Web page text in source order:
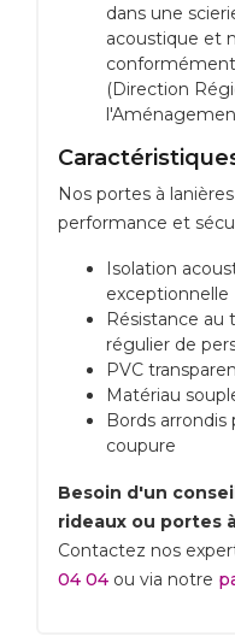
dans une
acoustique et
conformément
(Direction
Nos portes à
performance et
Isolation
exceptionnelle
Résistance au
régulier de
PVC
Matériau
Bords
coupure
Besoin d'un
rideaux ou portes
Contactez nos
04 04 ou via notre